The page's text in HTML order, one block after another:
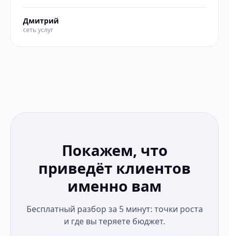
Дмитрий
сеть услуг
Покажем, что
приведёт клиентов
именно вам
Бесплатный разбор за 5 минут: точки роста
и где вы теряете бюджет.